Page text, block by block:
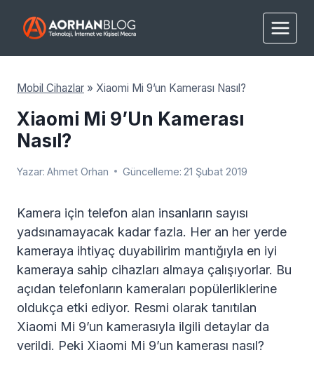
Mobil Cihazlar » Xiaomi Mi 9’un Kamerası Nasıl?
Xiaomi Mi 9’un Kamerası
Nasıl?
Yazar: Ahmet Orhan Güncelleme: 21 Şubat 2019
Kamera için telefon alan insanların sayısı
yadsınamayacak kadar fazla. Her an her yerde
kameraya ihtiyaç duyabilirim mantığıyla en iyi
kameraya sahip cihazları almaya çalışıyorlar. Bu
açıdan telefonların kameraları popülerliklerine
oldukça etki ediyor. Resmi olarak tanıtılan
Xiaomi Mi 9’un kamerasıyla ilgili detaylar da
verildi. Peki Xiaomi Mi 9’un kamerası nasıl?